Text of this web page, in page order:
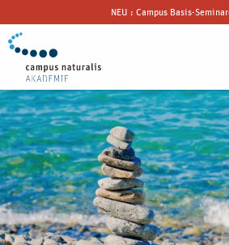
NEU : Campus Basis-